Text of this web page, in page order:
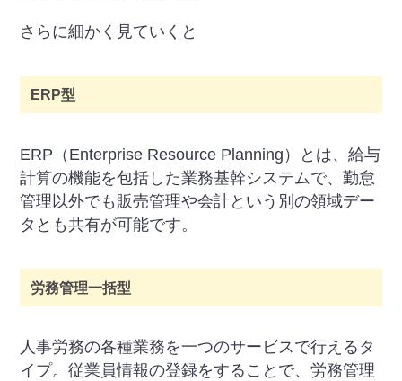
さらに細かく見ていくと
ERP型
ERP（Enterprise Resource Planning）とは、給与
計算の機能を包括した業務基幹システムで、勤怠
管理以外でも販売管理や会計という別の領域デー
タとも共有が可能です。
労務管理一括型
人事労務の各種業務を一つのサービスで行えるタ
イプ。従業員情報の登録をすることで、労務管理